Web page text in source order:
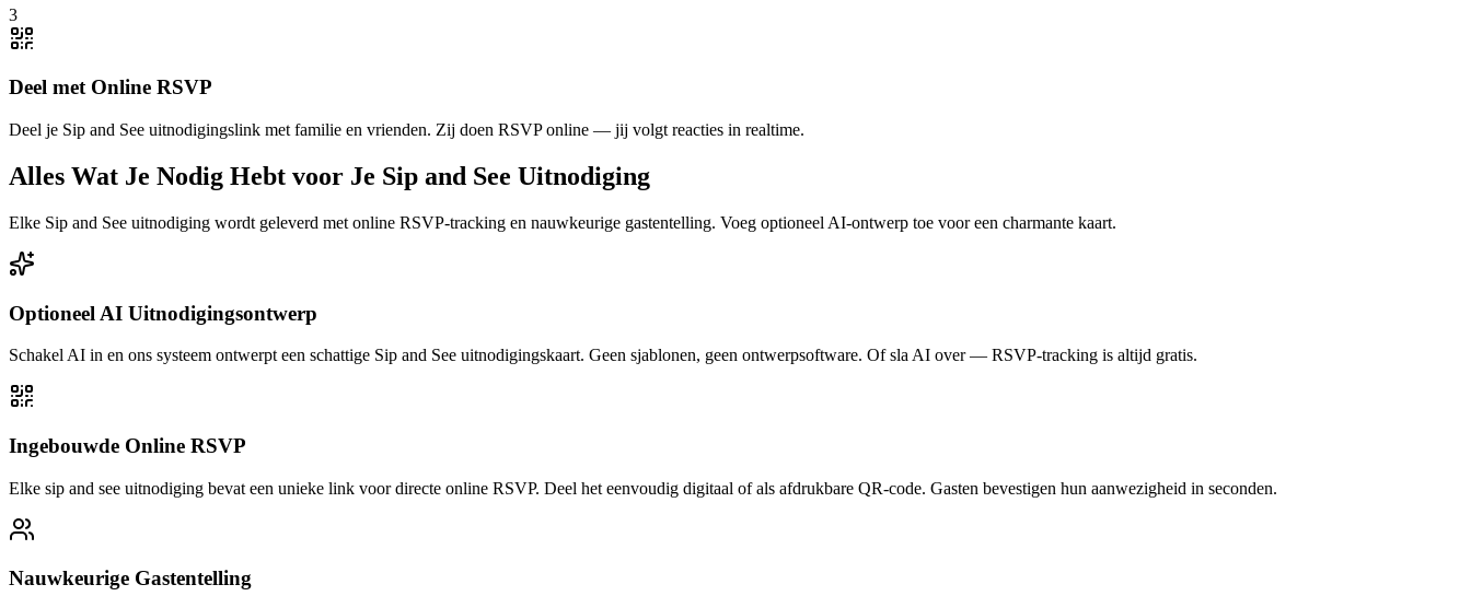
3
Deel met Online RSVP
Deel je Sip and See uitnodigingslink met familie en vrienden. Zij doen RSVP online — jij volgt reacties in realtime.
Alles Wat Je Nodig Hebt voor Je Sip and See Uitnodiging
Elke Sip and See uitnodiging wordt geleverd met online RSVP-tracking en nauwkeurige gastentelling. Voeg optioneel AI-ontwerp toe voor een charmante kaart.
Optioneel AI Uitnodigingsontwerp
Schakel AI in en ons systeem ontwerpt een schattige Sip and See uitnodigingskaart. Geen sjablonen, geen ontwerpsoftware. Of sla AI over — RSVP-tracking is altijd gratis.
Ingebouwde Online RSVP
Elke sip and see uitnodiging bevat een unieke link voor directe online RSVP. Deel het eenvoudig digitaal of als afdrukbare QR-code. Gasten bevestigen hun aanwezigheid in seconden.
Nauwkeurige Gastentelling